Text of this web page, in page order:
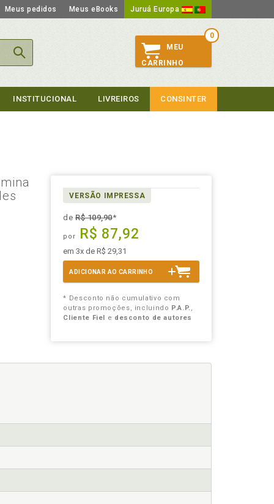
Meus pedidos Meus eBooks Juruá Europa
0
MEU
CARRINHO
INSTITUCIONAL LIVREIROS CONSINTER
VERSÃO IMPRESSA
deR$ 109,90*
por R$ 87,92
em 3x de R$ 29,31
ADICIONAR AO CARRINHO
* Desconto não cumulativo com
outras promoções, incluindo P.A.P.,
Cliente Fiel e desconto de autores